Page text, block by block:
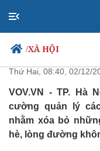
/XÃ HỘI
Chính trị
Đảng
Tổ chức nhân sự
Quản hoa
uống khác
Thứ Hai, 08:40, 02/12/
VOV.VN - TP. Hà
cường quản lý
nhằm xóa bỏ
hè, lòng đường